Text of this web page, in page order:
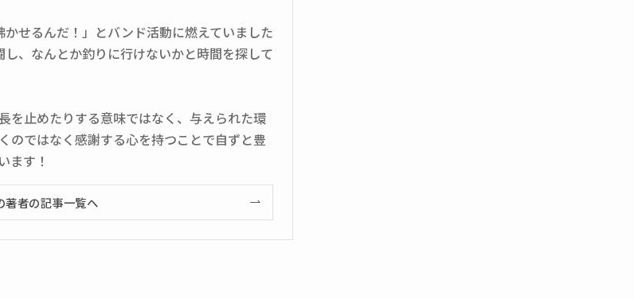
せるんだ！」とバンド活動に燃えていました
、なんとか釣りに行けないかと時間を探して
を止めたりする意味ではなく、与えられた環
のではなく感謝する心を持つことで自ずと豊
ます！
著者の記事一覧へ